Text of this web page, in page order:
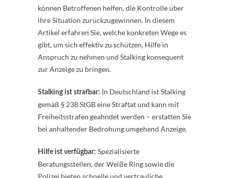
können Betroffenen helfen, die Kontrolle über
ihre Situation zurückzugewinnen. In diesem
Artikel erfahren Sie, welche konkreten Wege es
gibt, um sich effektiv zu schützen, Hilfe in
Anspruch zu nehmen und Stalking konsequent
zur Anzeige zu bringen.
Stalking ist strafbar: In Deutschland ist Stalking
gemäß § 238 StGB eine Straftat und kann mit
Freiheitsstrafen geahndet werden – erstatten Sie
bei anhaltender Bedrohung umgehend Anzeige.
Hilfe ist verfügbar: Spezialisierte
Beratungsstellen, der Weiße Ring sowie die
Polizei bieten schnelle und vertrauliche